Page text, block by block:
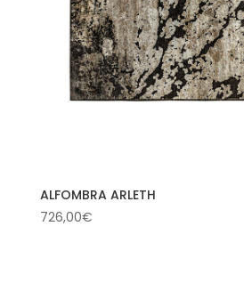
ALFOMBRA ARLETH
726,00€